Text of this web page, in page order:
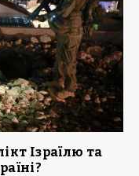
Ізраїлю та